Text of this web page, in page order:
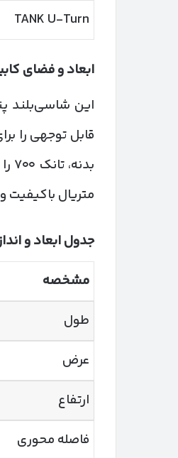
TANK U-Turn
ابعاد و فضای
متریال باکیفیت
جدول ابعاد و
مشخصه
طول
عرض
ارتفاع
فاصله محوری